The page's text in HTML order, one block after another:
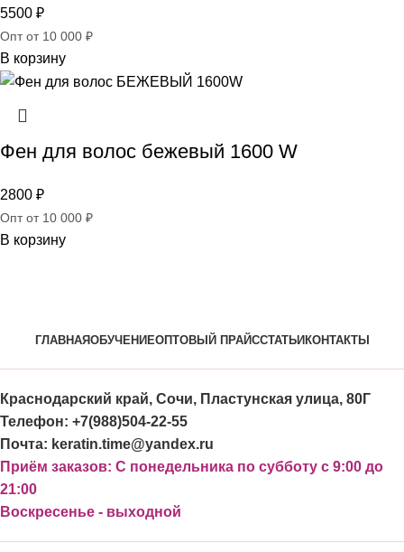
5500 ₽
Опт от 10 000 ₽
В корзину
Фен для волос бежевый 1600 W
2800 ₽
Опт от 10 000 ₽
В корзину
ГЛАВНАЯОБУЧЕНИЕОПТОВЫЙ ПРАЙССТАТЬИ КОНТАКТЫ
Краснодарский край, Сочи, Пластунская улица, 80Г
Телефон: +7(988)504-22-55
Почта: keratin.time@yandex.ru
Приём заказов: С понедельника по субботу с 9:00 до
21:00
Воскресенье - выходной